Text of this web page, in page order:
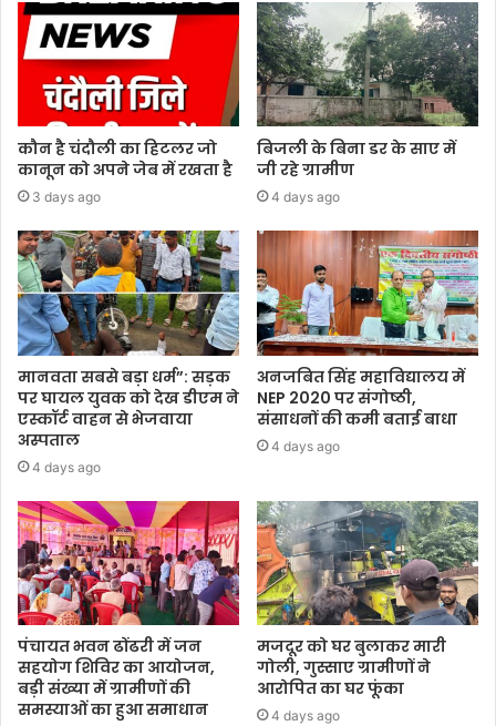
कौन है चंदौली का हिटलर जो
कानून को अपने जेब में रखता है
3 days ago
बिजली के बिना डर के साए में
जी रहे ग्रामीण
4 days ago
मानवता सबसे बड़ा धर्म”: सड़क
पर घायल युवक को देख डीएम ने
एस्कॉर्ट वाहन से भेजवाया
अस्पताल
4 days ago
अनजबित सिंह महाविद्यालय में
NEP 2020 पर संगोष्ठी,
संसाधनों की कमी बताई बाधा
4 days ago
पंचायत भवन ढोंढरी में जन
सहयोग शिविर का आयोजन,
बड़ी संख्या में ग्रामीणों की
समस्याओं का हुआ समाधान
मजदूर को घर बुलाकर मारी
गोली, गुस्साए ग्रामीणों ने
आरोपित का घर फूंका
4 days ago